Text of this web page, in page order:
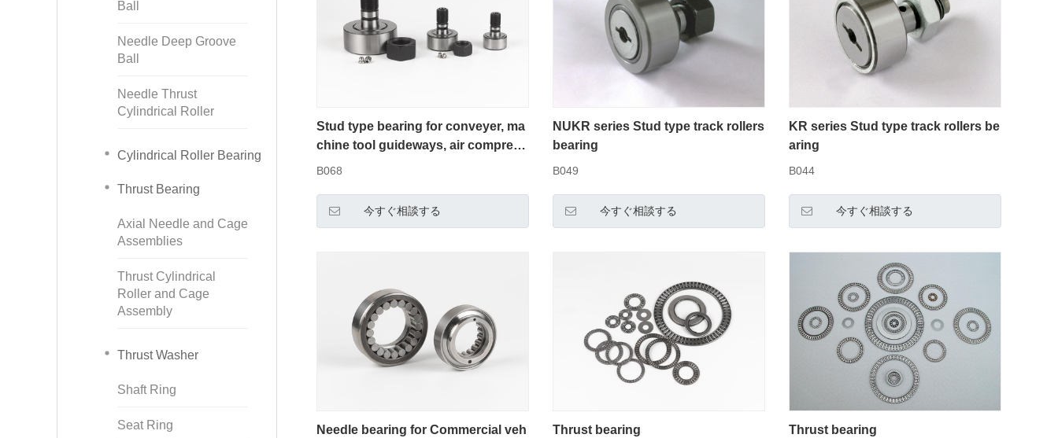
Ball
Needle Deep Groove
Ball
Needle Thrust
Cylindrical Roller
Cylindrical Roller Bearing
Thrust Bearing
Axial Needle and Cage
Assemblies
Thrust Cylindrical
Roller and Cage
Assembly
Thrust Washer
Shaft Ring
Seat Ring
Stud type bearing for conveyer, ma
chine tool guideways, air compress
or
B068
今すぐ相談する
NUKR series Stud type track rollers
bearing
B049
今すぐ相談する
KR series Stud type track rollers be
aring
B044
今すぐ相談する
Needle bearing for Commercial veh
Thrust bearing Thrust bearing